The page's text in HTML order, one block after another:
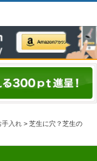
手入れ> 芝生に穴？芝生の